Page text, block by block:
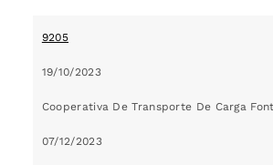
9205
19/10/2023
Cooperativa De Transporte De Carga
07/12/2023